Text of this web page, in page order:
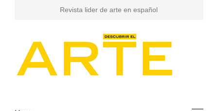
Revista lider de arte en español